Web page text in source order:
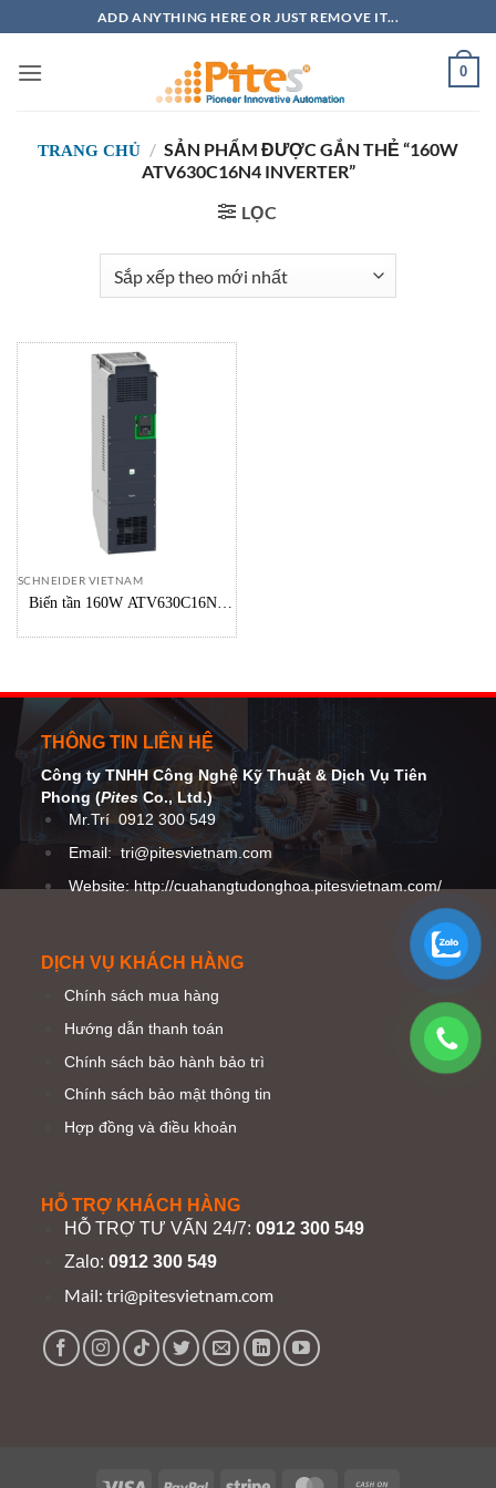
qua
nội
ADD ANYTHING HERE OR JUST REMOVE IT...
0
TRANG CHỦ / SẢN PHẨM ĐƯỢC GẮN THẺ “160W
ATV630C16N4 INVERTER”
LỌC
SCHNEIDER VIETNAM
Biến tần 160W ATV630C16N4
THÔNG TIN LIÊN HỆ
Công ty TNHH Công Nghệ Kỹ Thuật& Dịch Vụ Tiên
Phong (Pites Co., Ltd.)
Mr.Trí 0912 300 549
Email:tri@pitesvietnam.com
Website: http://cuahangtudonghoa.pitesvietnam.com/
DỊCH VỤ KHÁCH HÀNG
Chính sách mua hàng
Hướng dẫn thanh toán
Chính sách bảo hành bảo trì
Chính sách bảo mật thông tin
Hợp đồng và điều khoản
HỖ TRỢ KHÁCH HÀNG
HỖ TRỢ TƯ VẤN 24/7:0912 300 549
Zalo:0912 300 549
Mail:tri@pitesvietnam.com